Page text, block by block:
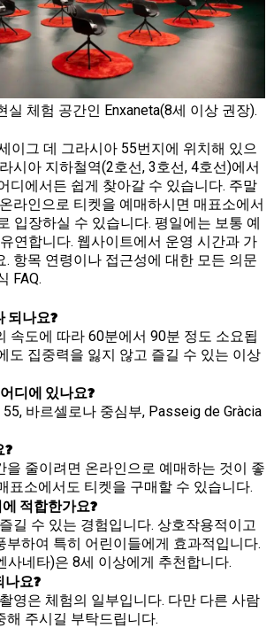
실 체험 공간인 Enxaneta(8세 이상 권장).
이그 데 그라시아 55번지에 위치해 있으
시아 지하철역(2호선, 3호선, 4호선)에서
디에서든 쉽게 찾아갈 수 있습니다. 주말
라인으로 티켓을 예매하시면 매표소에서
입장하실 수 있습니다. 평일에는 보통 예
연합니다. 웹사이트에서 운영 시간과 가
. 항목 연령이나 접근성에 대한 모든 의문
FAQ.
되나요?
속도에 따라 60분에서 90분 정도 소요됩
도 집중력을 잃지 않고 즐길 수 있는 이상
디에 있나요?
바르셀로나 중심부, Passeig de Gràcia
?
을 줄이려면 온라인으로 예매하는 것이 좋
표소에서도 티켓을 구매할 수 있습니다.
적합한가요?
길 수 있는 경험입니다. 상호작용적이고
부하여 특히 어린이들에게 효과적입니다.
사네타)은 8세 이상에게 추천합니다.
나요?
영은 체험의 일부입니다. 다만 다른 사람
해 주시길 부탁드립니다.